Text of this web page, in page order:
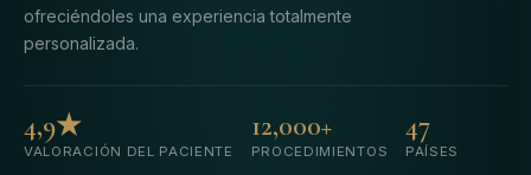
ofreciéndoles una experiencia totalmente
personalizada.
4,9★
VALORACIÓN DEL PACIENTE
12,000+
PROCEDIMIENTOS
47
PAÍSES